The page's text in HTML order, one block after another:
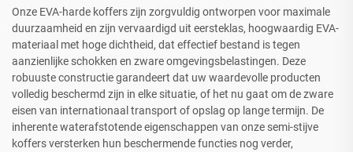
Onze EVA-harde koffers zijn zorgvuldig ontworpen voor maximale
duurzaamheid en zijn vervaardigd uit eersteklas, hoogwaardig EVA-
materiaal met hoge dichtheid, dat effectief bestand is tegen
aanzienlijke schokken en zware omgevingsbelastingen. Deze
robuuste constructie garandeert dat uw waardevolle producten
volledig beschermd zijn in elke situatie, of het nu gaat om de zware
eisen van internationaal transport of opslag op lange termijn. De
inherente waterafstotende eigenschappen van onze semi-stijve
koffers versterken hun beschermende functies nog verder,